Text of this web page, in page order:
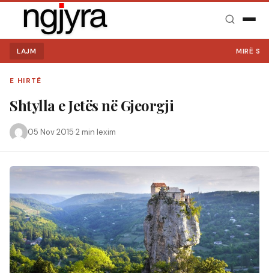
LAJM MIRË SE VINI
E HIRTË
Shtylla e Jetës në Gjeorgji
05 Nov 2015·2 min lexim